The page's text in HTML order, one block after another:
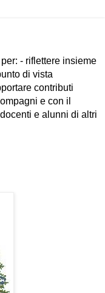
- riflettere insieme
di vista
contributi
e con il
e alunni di altri